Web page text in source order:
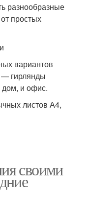
разнообразные
простых
вариантов
гирлянды
дом, и офис.
листов А4,
своими